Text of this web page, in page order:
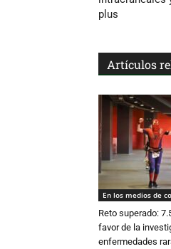
plus
Artículos
En los medios de
Reto superado:
favor de la
enfermedades